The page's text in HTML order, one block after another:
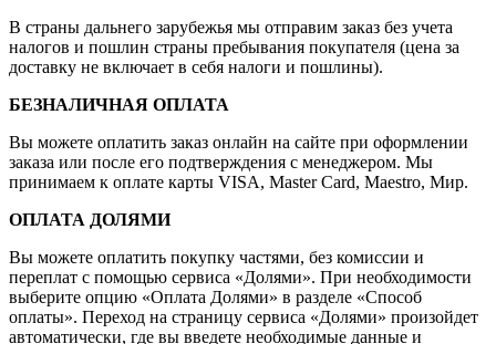
В страны дальнего зарубежья мы отправим заказ без учета
налогов и пошлин страны пребывания покупателя (цена за
доставку не включает в себя налоги и пошлины).
БЕЗНАЛИЧНАЯ ОПЛАТА
Вы можете оплатить заказ онлайн на сайте при оформлении
заказа или после его подтверждения с менеджером. Мы
принимаем к оплате карты VISA, Master Card, Maestro, Мир.
ОПЛАТА ДОЛЯМИ
Вы можете оплатить покупку частями, без комиссии и
переплат с помощью сервиса «Долями». При необходимости
выберите опцию «Оплата Долями» в разделе «Способ
оплаты». Переход на страницу сервиса «Долями» произойдет
автоматически, где вы введете необходимые данные и